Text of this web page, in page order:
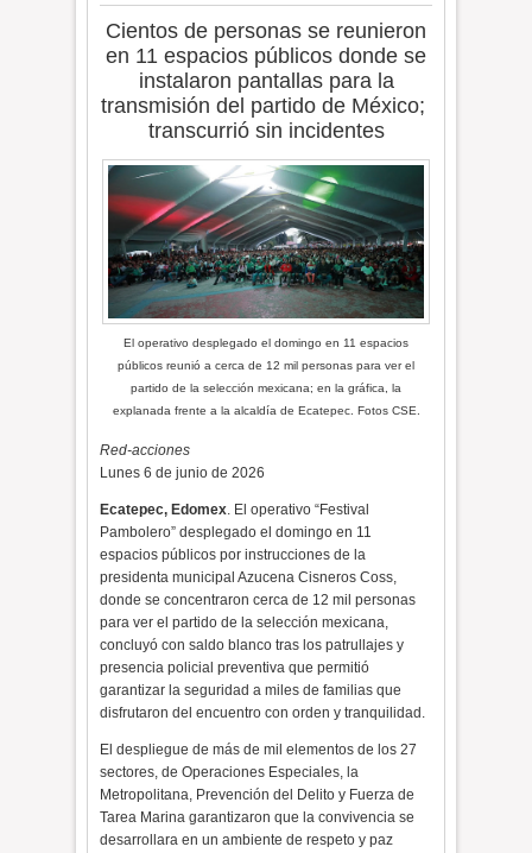
Cientos de personas se reunieron
en 11 espacios públicos donde se
instalaron pantallas para la
transmisión del partido de México;
transcurrió sin incidentes
El operativo desplegado el domingo en 11 espacios
públicos reunió a cerca de 12 mil personas para ver el
partido de la selección mexicana; en la gráfica, la
explanada frente a la alcaldía de Ecatepec. Fotos CSE.
Red-acciones
Lunes 6 de junio de 2026
Ecatepec, Edomex. El operativo “Festival
Pambolero” desplegado el domingo en 11
espacios públicos por instrucciones de la
presidenta municipal Azucena Cisneros Coss,
donde se concentraron cerca de 12 mil personas
para ver el partido de la selección mexicana,
concluyó con saldo blanco tras los patrullajes y
presencia policial preventiva que permitió
garantizar la seguridad a miles de familias que
disfrutaron del encuentro con orden y tranquilidad.
El despliegue de más de mil elementos de los 27
sectores, de Operaciones Especiales, la
Metropolitana, Prevención del Delito y Fuerza de
Tarea Marina garantizaron que la convivencia se
desarrollara en un ambiente de respeto y paz